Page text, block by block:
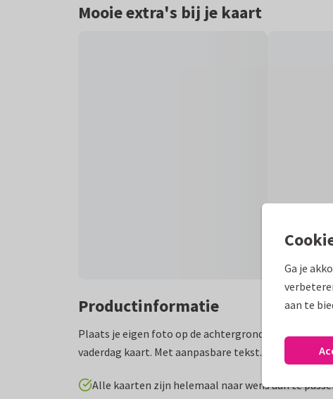
Mooie extra's bij je kaart
Productinformatie
Plaats je eigen foto op de achtergrond en maak zo
vaderdag kaart. Met aanpasbare tekst.
Alle kaarten zijn helemaal naar wens aan te
Ga je
aan te